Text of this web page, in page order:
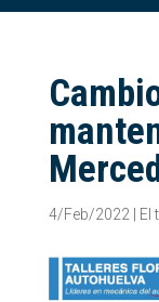
4/Feb/2022 | El